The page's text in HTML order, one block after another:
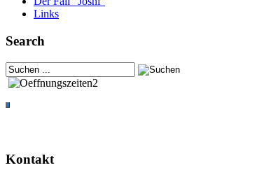
Links
Search
Kontakt